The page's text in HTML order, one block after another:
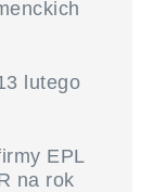
lutego
EPL
na rok